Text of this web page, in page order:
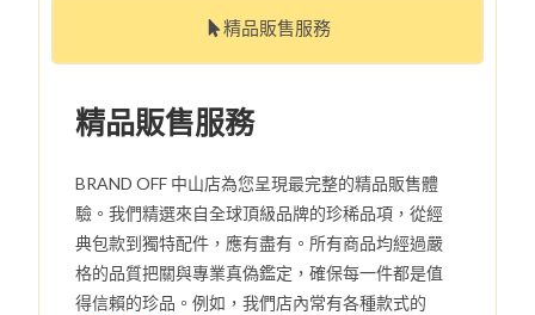
精品販售服務
精品販售服務
BRAND OFF 中山店為您呈現最完整的精品販售體
驗。我們精選來自全球頂級品牌的珍稀品項，從經
典包款到獨特配件，應有盡有。所有商品均經過嚴
格的品質把關與專業真偽鑑定，確保每一件都是值
得信賴的珍品。例如，我們店內常有各種款式的